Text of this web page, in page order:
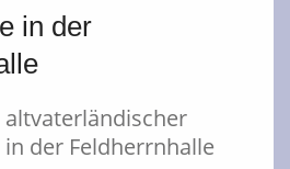
in der